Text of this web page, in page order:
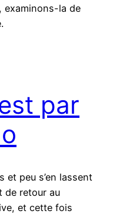
examinons-la de
par
et peu s’en lassent
de retour au
et cette fois